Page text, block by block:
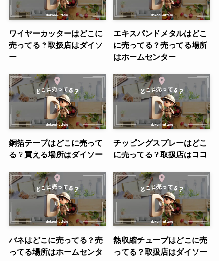
ワイヤーカッターはどこに
売ってる？取扱店はダイソ
ー
エキスパンドメタルはどこ
に売ってる？売ってる場所
はホームセンター
銅箔テープはどこに売って
る？買える場所はダイソー
チッピングスプレーはどこ
に売ってる？取扱店はココ
バネはどこに売ってる？売
ってる場所はホームセンタ
熱収縮チューブはどこに売
ってる？取扱店はダイソー